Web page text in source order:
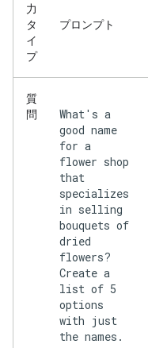
力
タ
イ
プ
プロンプト
質
問
What's a
good name
for a
flower shop
that
specializes
in selling
bouquets of
dried
flowers?
Create a
list of 5
options
with just
the names.